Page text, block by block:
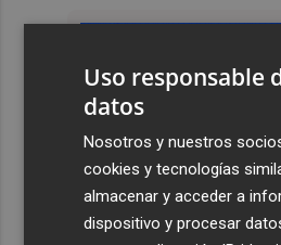
Uso responsable
datos
Nosotros y nuestros
cookies y tecnologías
almacenar y acceder a
dispositivo y procesar